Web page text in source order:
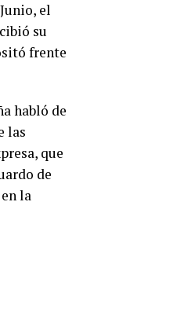
el
su
frente
habló de
las
que
de
la